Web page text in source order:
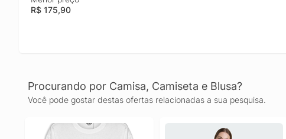
R$ 175,90
Procurando por Camisa, Camiseta e Blusa?
Você pode gostar destas ofertas relacionadas a sua pesquisa.